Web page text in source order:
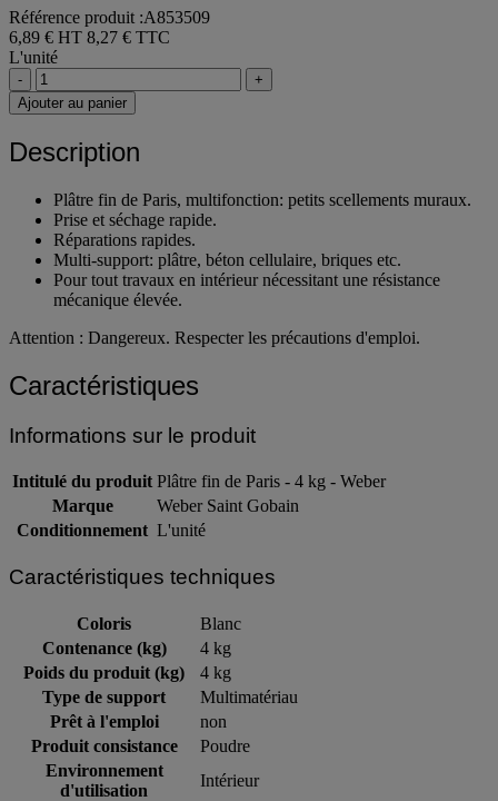
Référence produit :A853509
6,89 € HT 8,27 € TTC
L'unité
-
+
Ajouter au panier
Description
Plâtre fin de Paris, multifonction: petits scellements muraux.
Prise et séchage rapide.
Réparations rapides.
Multi-support: plâtre, béton cellulaire, briques etc.
Pour tout travaux en intérieur nécessitant une résistance
mécanique élevée.
Attention : Dangereux. Respecter les précautions d'emploi.
Caractéristiques
Informations sur le produit
Intitulé du produit Plâtre fin de Paris - 4 kg - Weber
Marque
Weber Saint Gobain
Conditionnement L'unité
Caractéristiques techniques
Coloris
Blanc
Contenance (kg)
4 kg
Poids du produit (kg)
4 kg
Type de support
Multimatériau
Prêt à l'emploi
non
Produit consistance
Poudre
Environnement
d'utilisation
Intérieur